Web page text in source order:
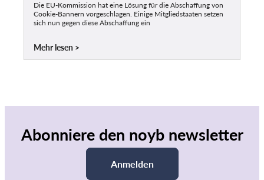
Die EU-Kommission hat eine Lösung für die Abschaffung von
Cookie-Bannern vorgeschlagen. Einige Mitgliedstaaten setzen
sich nun gegen diese Abschaffung ein
Mehr lesen
Abonniere den noyb newsletter
Anmelden